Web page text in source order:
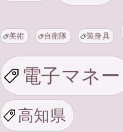
美術 自衛隊 装身具
電子マネー
高知県